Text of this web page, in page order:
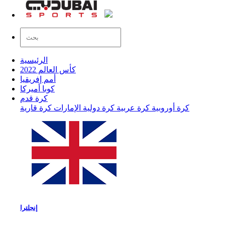
الرئيسية
كأس العالم 2022
أمم إفريقيا
كوبا أميركا
كرة قدم
كرة أوروبية كرة عربية كرة دولية الإمارات كرة قارية
إنجلترا